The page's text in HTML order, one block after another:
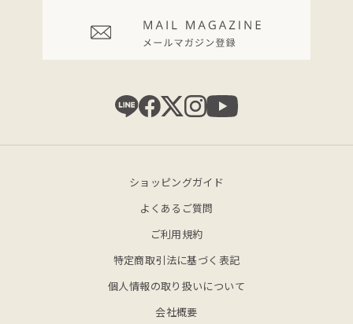
ショッピングガイド
よくあるご質問
ご利用規約
特定商取引法に基づく表記
個人情報の取り扱いについて
会社概要